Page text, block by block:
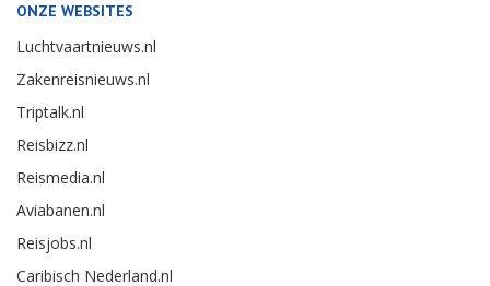
ONZE WEBSITES
Luchtvaartnieuws.nl
Zakenreisnieuws.nl
Triptalk.nl
Reisbizz.nl
Reismedia.nl
Aviabanen.nl
Reisjobs.nl
Caribisch Nederland.nl